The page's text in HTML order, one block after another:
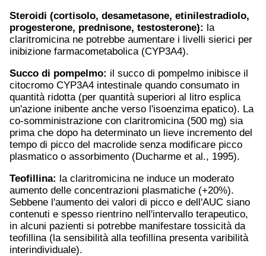
Steroidi (cortisolo, desametasone, etinilestradiolo,
progesterone, prednisone, testosterone): la
claritromicina ne potrebbe aumentare i livelli sierici per
inibizione farmacometabolica (CYP3A4).
Succo di pompelmo: il succo di pompelmo inibisce il
citocromo CYP3A4 intestinale quando consumato in
quantità ridotta (per quantità superiori al litro esplica
un'azione inibente anche verso l'isoenzima epatico). La
co-somministrazione con claritromicina (500 mg) sia
prima che dopo ha determinato un lieve incremento del
tempo di picco del macrolide senza modificare picco
plasmatico o assorbimento (Ducharme et al., 1995).
Teofillina: la claritromicina ne induce un moderato
aumento delle concentrazioni plasmatiche (+20%).
Sebbene l'aumento dei valori di picco e dell'AUC siano
contenuti e spesso rientrino nell'intervallo terapeutico,
in alcuni pazienti si potrebbe manifestare tossicità da
teofillina (la sensibilità alla teofillina presenta varibilità
interindividuale).